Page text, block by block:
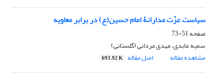
سیاست عزّت مدارانۀ امام حسین(ع) در برابر معاویه
صفحه51-73
سمیه عابدی، مهدی مردانی (گلستانی)
مشاهده مقاله
اصل مقاله 693.92 K